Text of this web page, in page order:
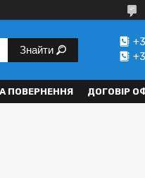
Знайти
ПОВЕРНЕННЯ ДОГОВІР